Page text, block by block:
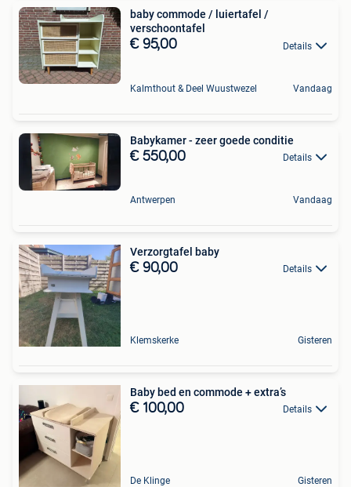
baby commode / luiertafel /
verschoontafel
€ 95,00 Details
Kalmthout & Deel Wuustwezel Vandaag
Babykamer - zeer goede conditie
€ 550,00 Details
Antwerpen Vandaag
Verzorgtafel baby
€ 90,00 Details
Klemskerke Gisteren
Baby bed en commode + extra’s
€ 100,00 Details
De Klinge Gisteren